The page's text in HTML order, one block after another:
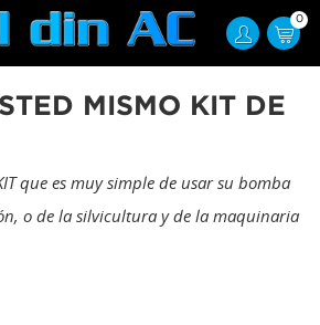
0
MISMO KIT DE
que es muy simple de usar su bomba
o de la silvicultura y de la maquinaria